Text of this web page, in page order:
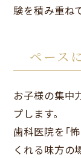
験を積み重ね
ペース
お子様の集中
プします。
歯科医院を「
くれる味方の